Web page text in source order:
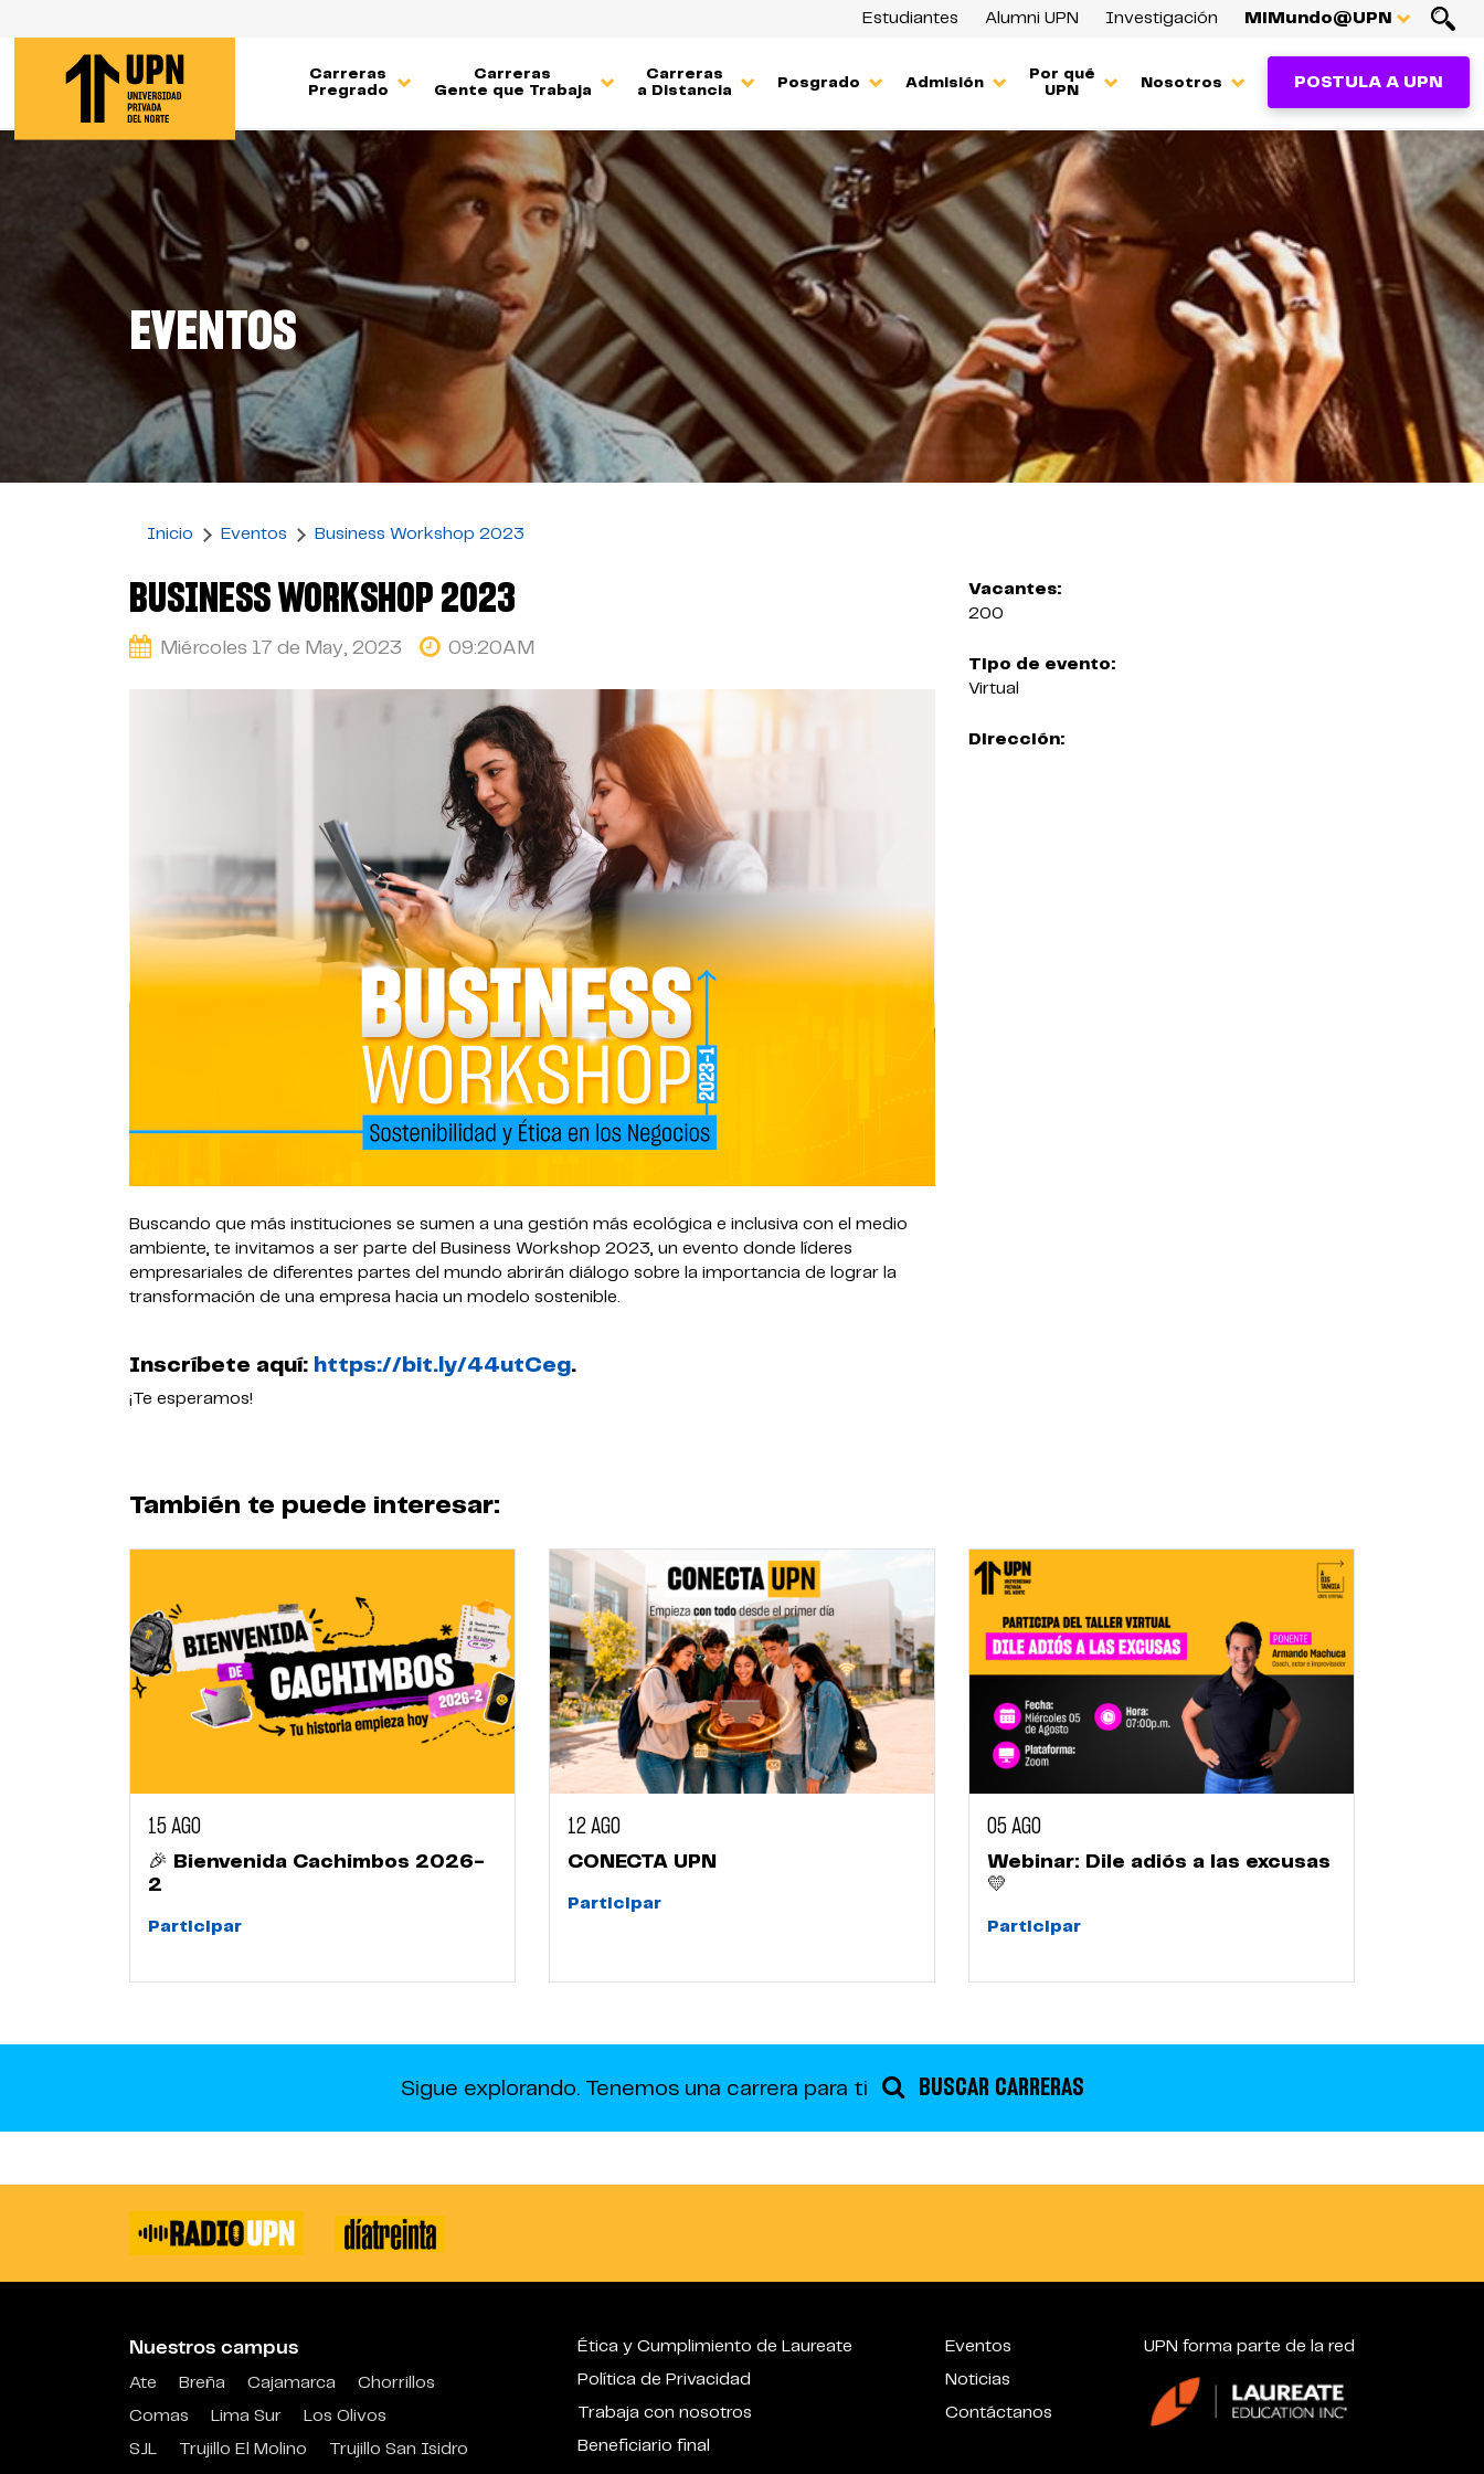
contenido
principal
Estudiantes Alumni UPN Investigación MiMundo@UPN
Carreras
Pregrado
Carreras
Gente que Trabaja
Carreras
a Distancia
Posgrado Admisión
Por qué
UPN
Nosotros POSTULA A UPN
EVENTOS
Inicio Eventos Business Workshop 2023
BUSINESS WORKSHOP 2023
Miércoles 17 de May, 2023 09:20AM
Buscando que más instituciones se sumen a una gestión más ecológica e inclusiva con el medio
ambiente, te invitamos a ser parte del Business Workshop 2023, un evento donde líderes
empresariales de diferentes partes del mundo abrirán diálogo sobre la importancia de lograr la
transformación de una empresa hacia un modelo sostenible.
Inscríbete aquí: https://bit.ly/44utCeg.
¡Te esperamos!
Vacantes:
200
Tipo de evento:
Virtual
Dirección:
También te puede interesar:
15 AGO
🎉 Bienvenida Cachimbos 2026-
2
Participar
12 AGO
CONECTA UPN
Participar
05 AGO
Webinar: Dile adiós a las excusas
💛
Participar
Sigue explorando. Tenemos una carrera para ti BUSCAR CARRERAS
Nuestros campus
Ate Breña Cajamarca
Chorrillos
Comas
Lima Sur
Los Olivos
SJL
Trujillo El Molino Trujillo San Isidro
Ética y Cumplimiento de Laureate
Política de Privacidad
Trabaja con nosotros
Beneficiario final
Eventos
Noticias
Contáctanos
UPN forma parte de la red